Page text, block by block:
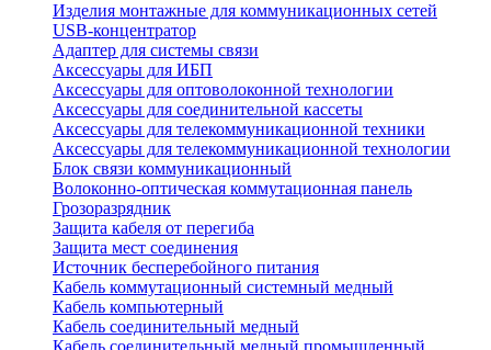
Изделия монтажные для коммуникационных сетей
USB-концентратор
Адаптер для системы связи
Аксессуары для ИБП
Аксессуары для оптоволоконной технологии
Аксессуары для соединительной кассеты
Аксессуары для телекоммуникационной техники
Аксессуары для телекоммуникационной технологии
Блок связи коммуникационный
Волоконно-оптическая коммутационная панель
Грозоразрядник
Защита кабеля от перегиба
Защита мест соединения
Источник бесперебойного питания
Кабель коммутационный системный медный
Кабель компьютерный
Кабель соединительный медный
Кабель соединительный медный промышленный